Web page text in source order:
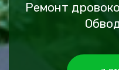
Ремонт